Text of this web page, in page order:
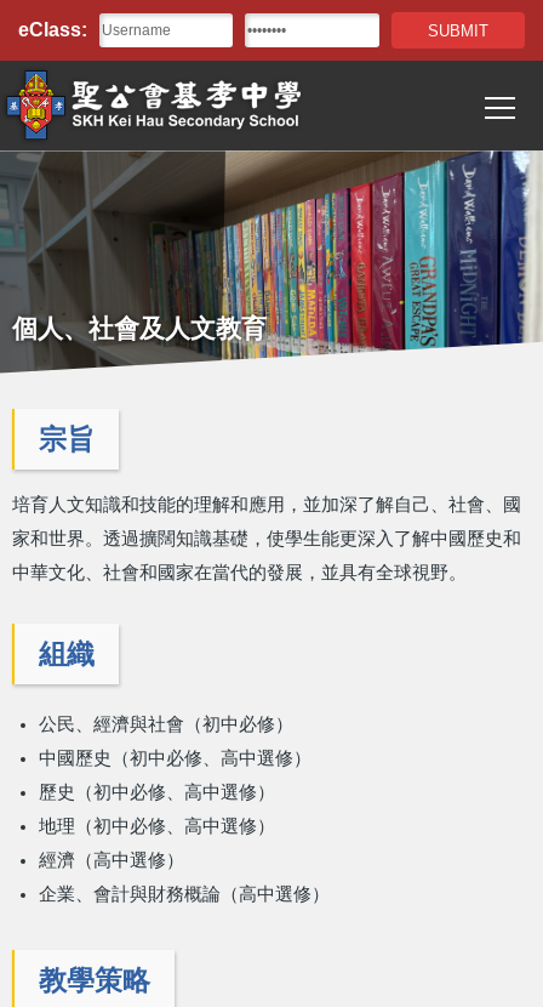
移至主內容
eClass:
navigation
個人、社會及人文教育
宗旨
培育人文知識和技能的理解和應用，並加深了解自己、社會、國
家和世界。透過擴闊知識基礎，使學生能更深入了解中國歷史和
中華文化、社會和國家在當代的發展，並具有全球視野。
組織
公民、經濟與社會（初中必修）
中國歷史（初中必修、高中選修）
歷史（初中必修、高中選修）
地理（初中必修、高中選修）
經濟（高中選修）
企業、會計與財務概論（高中選修）
教學策略